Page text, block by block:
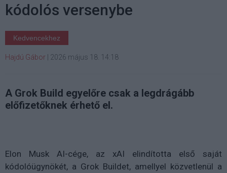
kódolós versenybe
Kedvencekhez
Hajdú Gábor 2026 május 18. 14:18
A Grok Build egyelőre csak a legdrágább
előfizetőknek érhető el.
Elon Musk AI-cége, az xAI elindította első saját
kódolóügynökét, a Grok Buildet, amellyel közvetlenül a